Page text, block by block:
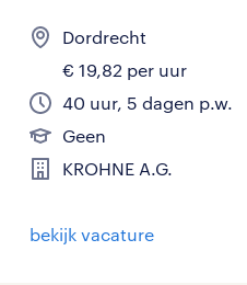
Dordrecht
€ 19,82 per uur
40 uur, 5 dagen p.w.
Geen
KROHNE A.G.
bekijk vacature